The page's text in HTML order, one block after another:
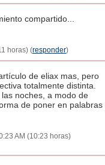
compartido...
horas) (responder)
de eliax mas, pero
totalmente distinta.
noches, a modo de
de poner en palabras
AM (10:23 horas)